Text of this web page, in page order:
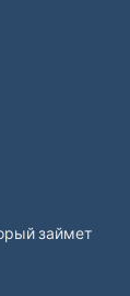
займет